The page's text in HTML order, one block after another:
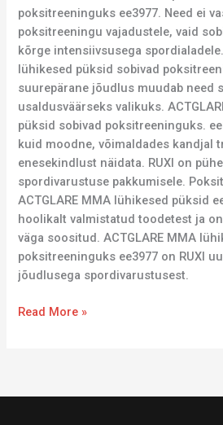
poksitreeninguks ee3977. Need ei
poksitreeningu vajadustele, vaid
kõrge intensiivsusega spordialadele.
lühikesed püksid sobivad
suurepärane jõudlus muudab need
usaldusväärseks valikuks.
püksid sobivad poksitreeninguks.
kuid moodne, võimaldades kandjal
enesekindlust näidata. RUXI on
spordivarustuse pakkumisele.
ACTGLARE MMA lühikesed püksid
hoolikalt valmistatud toodetest ja
väga soositud. ACTGLARE MMA
poksitreeninguks ee3977 on RUXI
jõudlusega spordivarustusest.
Read More »